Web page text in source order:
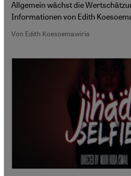
Allgemein wächst die
Informationen von Edith
Von Edith Koesoemawiria